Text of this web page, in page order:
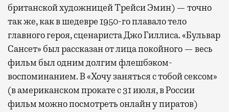
британской художницей Трейси Эмин) — точно
так же, как в шедевре 1950-го плавало тело
главного героя, сценариста Джо Гиллиса. «Бульвар
Сансет» был рассказан от лица покойного — весь
фильм был одним долгим флешбэком-
воспоминанием. В «Хочу заняться с тобой сексом»
(в американском прокате с 31 июля, в России
фильм можно посмотреть онлайн у пиратов)